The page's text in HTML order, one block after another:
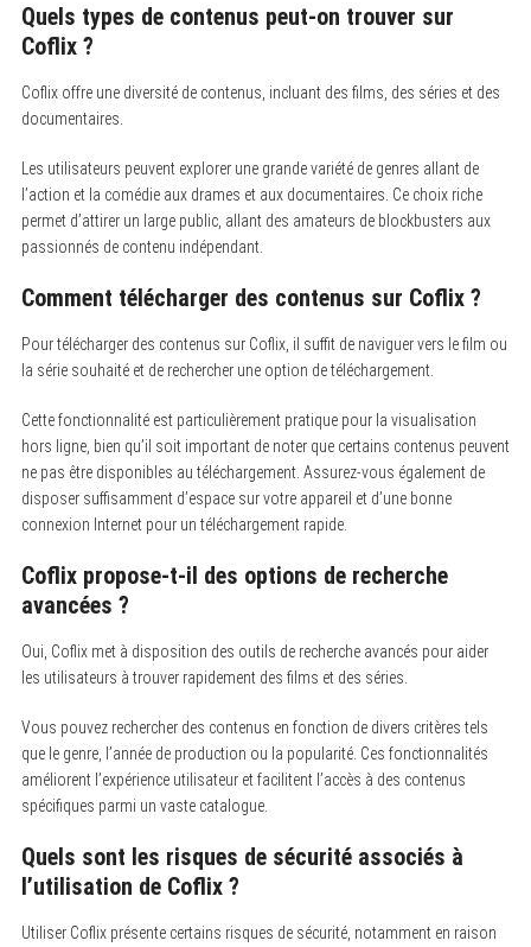
Quels types de contenus peut-on trouver sur
Coflix ?
Coflix offre une diversité de contenus, incluant des films, des séries et des
documentaires.
Les utilisateurs peuvent explorer une grande variété de genres allant de
l’action et la comédie aux drames et aux documentaires. Ce choix riche
permet d’attirer un large public, allant des amateurs de blockbusters aux
passionnés de contenu indépendant.
Comment télécharger des contenus sur Coflix ?
Pour télécharger des contenus sur Coflix, il suffit de naviguer vers le film ou
la série souhaité et de rechercher une option de téléchargement.
Cette fonctionnalité est particulièrement pratique pour la visualisation
hors ligne, bien qu’il soit important de noter que certains contenus peuvent
ne pas être disponibles au téléchargement. Assurez-vous également de
disposer suffisamment d’espace sur votre appareil et d’une bonne
connexion Internet pour un téléchargement rapide.
Coflix propose-t-il des options de recherche
avancées ?
Oui, Coflix met à disposition des outils de recherche avancés pour aider
les utilisateurs à trouver rapidement des films et des séries.
Vous pouvez rechercher des contenus en fonction de divers critères tels
que le genre, l’année de production ou la popularité. Ces fonctionnalités
améliorent l’expérience utilisateur et facilitent l’accès à des contenus
spécifiques parmi un vaste catalogue.
Quels sont les risques de sécurité associés à
l’utilisation de Coflix ?
Utiliser Coflix présente certains risques de sécurité, notamment en raison